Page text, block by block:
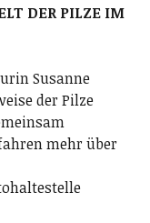
DER PILZE IM
Susanne
der Pilze
mehr über